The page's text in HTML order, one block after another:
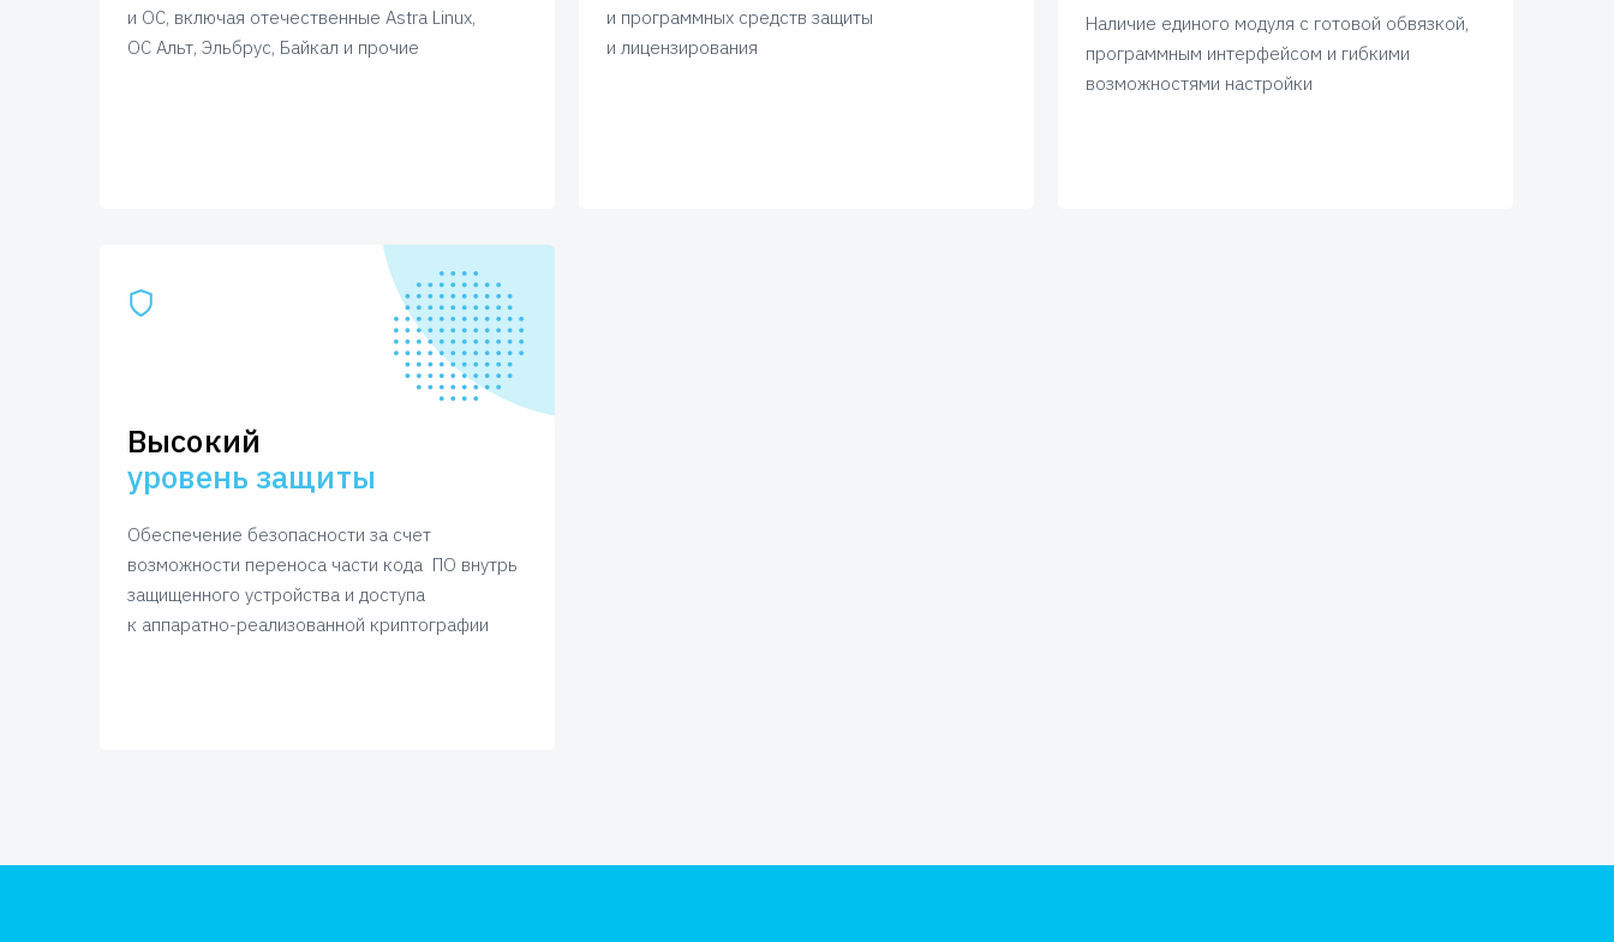
и ОС, включая отечественные Astra Linux,
ОС Альт, Эльбрус, Байкал и прочие
и программных средств защиты
и лицензирования
Наличие единого модуля с готовой обвязкой,
программным интерфейсом и гибкими
возможностями настройки
Высокий
уровень защиты
Обеспечение безопасности за счет
возможности переноса части кода ПО внутрь
защищенного устройства и доступа
к аппаратно-реализованной криптографии